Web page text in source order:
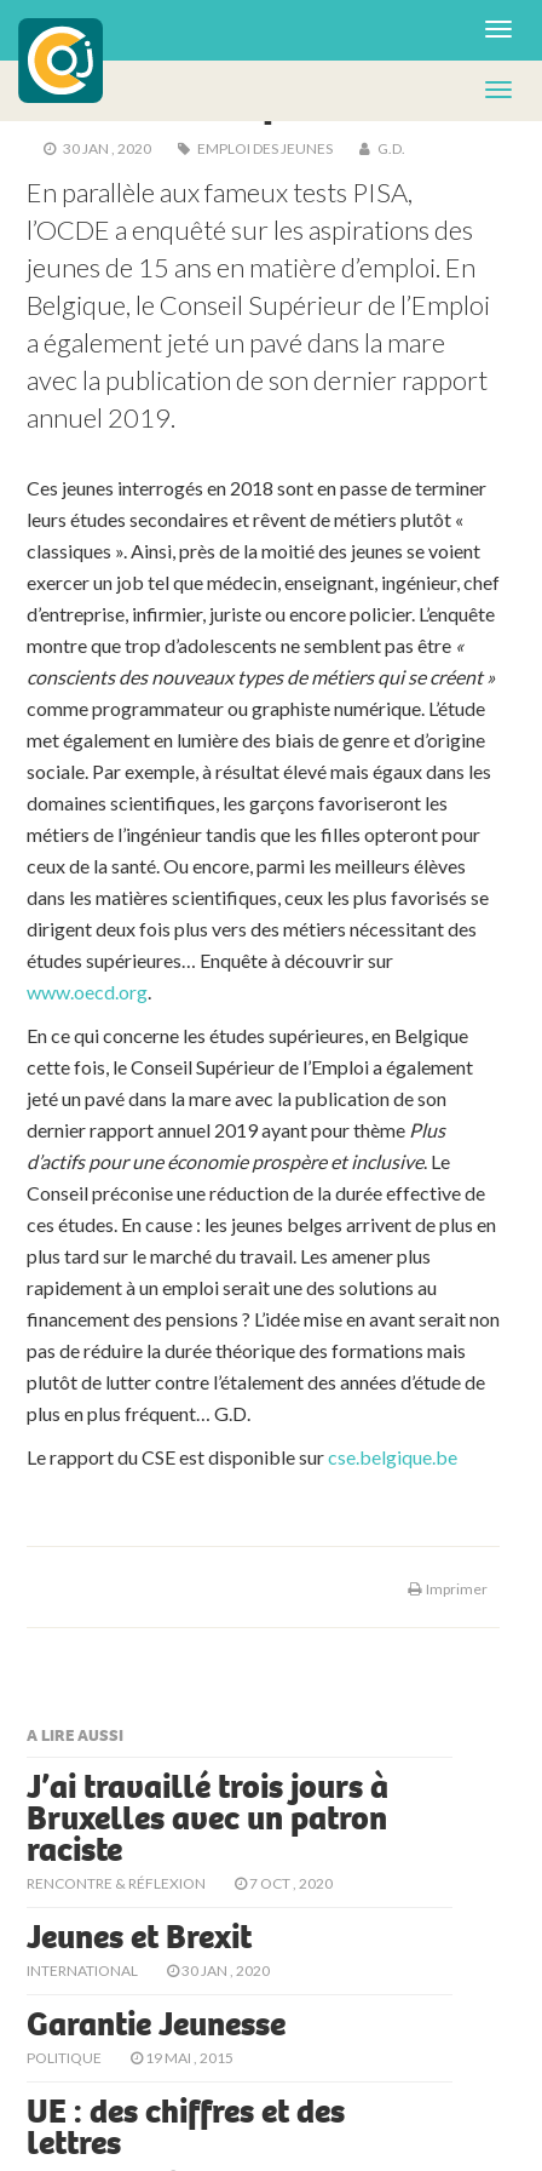
POLITIQUE
Jeunes et emploi
30 JAN , 2020 EMPLOI DES JEUNES G.D.
En parallèle aux fameux tests PISA,
l’OCDE a enquêté sur les aspirations des
jeunes de 15 ans en matière d’emploi. En
Belgique, le Conseil Supérieur de l’Emploi
a également jeté un pavé dans la mare
avec la publication de son dernier rapport
annuel 2019.
Ces jeunes interrogés en 2018 sont en passe de terminer
leurs études secondaires et rêvent de métiers plutôt «
classiques ». Ainsi, près de la moitié des jeunes se voient
exercer un job tel que médecin, enseignant, ingénieur, chef
d’entreprise, infirmier, juriste ou encore policier. L’enquête
montre que trop d’adolescents ne semblent pas être «
conscients des nouveaux types de métiers qui se créent »
comme programmateur ou graphiste numérique. L’étude
met également en lumière des biais de genre et d’origine
sociale. Par exemple, à résultat élevé mais égaux dans les
domaines scientifiques, les garçons favoriseront les
métiers de l’ingénieur tandis que les filles opteront pour
ceux de la santé. Ou encore, parmi les meilleurs élèves
dans les matières scientifiques, ceux les plus favorisés se
dirigent deux fois plus vers des métiers nécessitant des
études supérieures… Enquête à découvrir sur
www.oecd.org.
En ce qui concerne les études supérieures, en Belgique
cette fois, le Conseil Supérieur de l’Emploi a également
jeté un pavé dans la mare avec la publication de son
dernier rapport annuel 2019 ayant pour thème Plus
d’actifs pour une économie prospère et inclusive. Le
Conseil préconise une réduction de la durée effective de
ces études. En cause : les jeunes belges arrivent de plus en
plus tard sur le marché du travail. Les amener plus
rapidement à un emploi serait une des solutions au
financement des pensions ? L’idée mise en avant serait non
pas de réduire la durée théorique des formations mais
plutôt de lutter contre l’étalement des années d’étude de
plus en plus fréquent… G.D.
Le rapport du CSE est disponible surcse.belgique.be
Imprimer
A LIRE AUSSI
J’ai travaillé trois jours à
Bruxelles avec un patron
raciste
RENCONTRE & RÉFLEXION 7 OCT , 2020
Jeunes et Brexit
INTERNATIONAL 30 JAN , 2020
Garantie Jeunesse
POLITIQUE 19 MAI , 2015
UE : des chiffres et des
lettres